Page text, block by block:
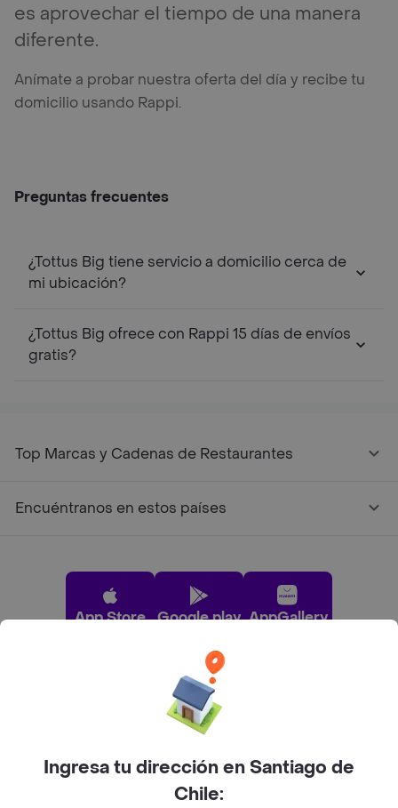
es aprovechar el tiempo de una manera
diferente.
Anímate a probar nuestra oferta del día y recibe tu
domicilio usando Rappi.
Preguntas frecuentes
¿Tottus Big tiene servicio a domicilio cerca de
mi ubicación?
¿Tottus Big ofrece con Rappi 15 días de envíos
gratis?
Top Marcas y Cadenas de Restaurantes
Encuéntranos en estos países
App Store Google play AppGallery
Pide tu comida favorita cerca de ti
Categorías
Ingresa tu dirección en Santiago de
Chile: